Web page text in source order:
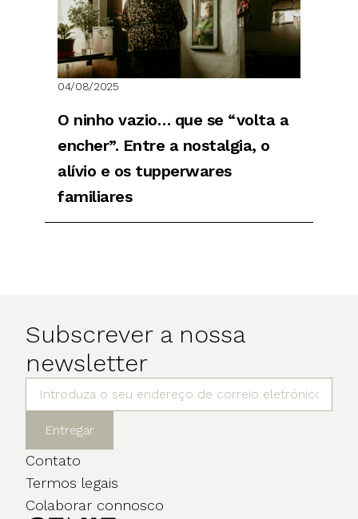
04/08/2025
O ninho vazio… que se “volta a
encher”. Entre a nostalgia, o
alívio e os tupperwares
familiares
Subscrever a nossa
newsletter
Entregar
Contato
Termos legais
Colaborar connosco